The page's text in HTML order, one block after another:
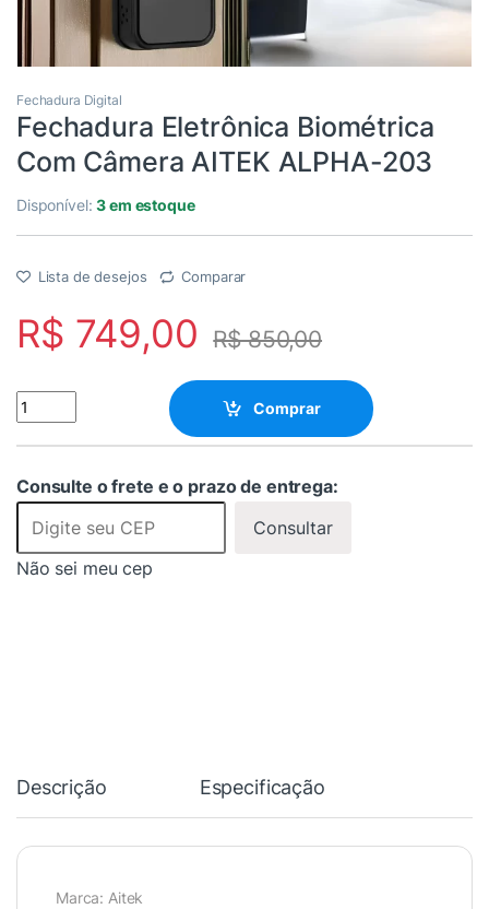
Fechadura Digital
Fechadura Eletrônica Biométrica
Com Câmera AITEK ALPHA-203
Disponível:3 em estoque
Lista de desejos Comparar
R$ 749,00 R$850,00
Fechadura Eletrônica Biométrica Com Câmera AITEK ALPHA-
Comprar
Consulte o frete e o prazo de entrega:
Consultar
Não sei meu cep
Descrição Especificação
Marca: Aitek